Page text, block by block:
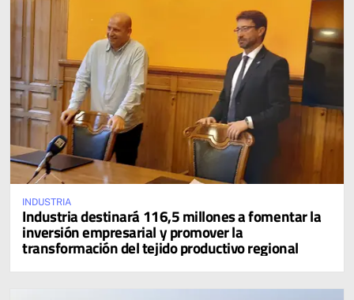
INDUSTRIA
Industria destinará 116,5 millones a fomentar la
inversión empresarial y promover la
transformación del tejido productivo regional